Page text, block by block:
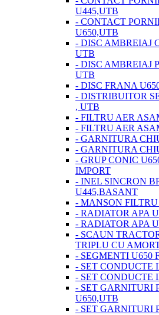
U445,UTB
- CONTACT
U650,UTB
- DISC AMBREIAJ
UTB
- DISC AMBREIAJ
UTB
- DISC FRANA
- DISTRIBUITOR
, UTB
- FILTRU AER
- FILTRU AER
- GARNITURA
- GARNITURA
- GRUP CONIC
IMPORT
- INEL SINCRON
U445,BASANT
- MANSON
- RADIATOR APA
- RADIATOR APA
- SCAUN
TRIPLU CU
- SEGMENTI U650
- SET CONDUCTE
- SET CONDUCTE
- SET GARNITURI
U650,UTB
- SET GARNITURI